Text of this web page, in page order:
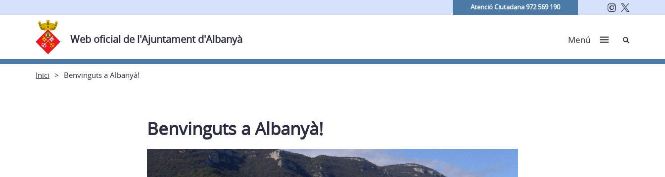
Atenció Ciutadana 972 569 190
Web oficial de l'Ajuntament d'Albanyà Menú Cerca
Inici Benvinguts a Albanyà!
Benvinguts a Albanyà!